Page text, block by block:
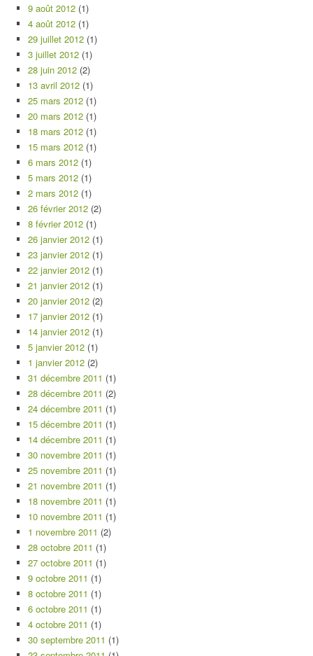
9 août 2012 (1)
4 août 2012 (1)
29 juillet 2012 (1)
3 juillet 2012 (1)
28 juin 2012 (2)
13 avril 2012 (1)
25 mars 2012 (1)
20 mars 2012 (1)
18 mars 2012 (1)
15 mars 2012 (1)
6 mars 2012 (1)
5 mars 2012 (1)
2 mars 2012 (1)
26 février 2012 (2)
8 février 2012 (1)
26 janvier 2012 (1)
23 janvier 2012 (1)
22 janvier 2012 (1)
21 janvier 2012 (1)
20 janvier 2012 (2)
17 janvier 2012 (1)
14 janvier 2012 (1)
5 janvier 2012 (1)
1 janvier 2012 (2)
31 décembre 2011 (1)
28 décembre 2011 (2)
24 décembre 2011 (1)
15 décembre 2011 (1)
14 décembre 2011 (1)
30 novembre 2011 (1)
25 novembre 2011 (1)
21 novembre 2011 (1)
18 novembre 2011 (1)
10 novembre 2011 (1)
1 novembre 2011 (2)
28 octobre 2011 (1)
27 octobre 2011 (1)
9 octobre 2011 (1)
8 octobre 2011 (1)
6 octobre 2011 (1)
4 octobre 2011 (1)
30 septembre 2011 (1)